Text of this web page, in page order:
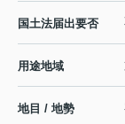
国土法届出要否
用途地域
地目 / 地勢